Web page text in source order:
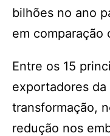
bilhões no ano
em comparação
Entre os 15
exportadores
transformação,
redução nos